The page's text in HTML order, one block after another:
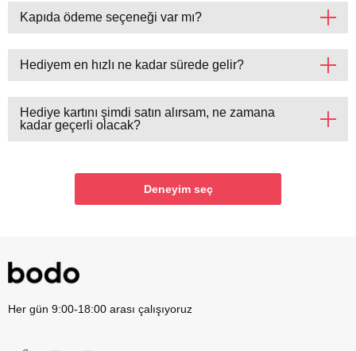
Kapıda ödeme seçeneği var mı?
Hediyem en hızlı ne kadar sürede gelir?
Hediye kartını şimdi satın alırsam, ne zamana
kadar geçerli olacak?
Deneyim seç
Her gün 9:00-18:00 arası çalışıyoruz